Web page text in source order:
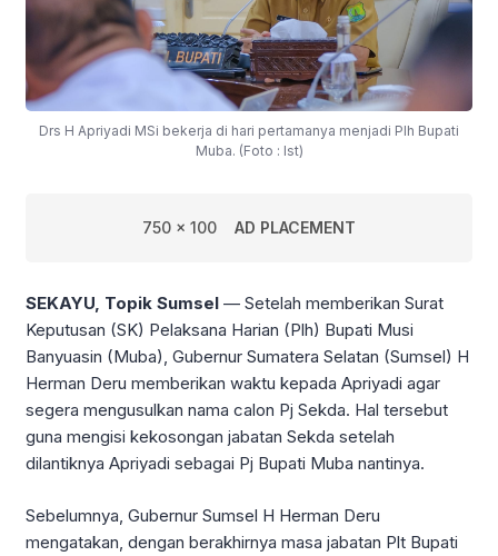
Drs H Apriyadi MSi bekerja di hari pertamanya menjadi Plh Bupati
Muba. (Foto : Ist)
750 x 100 AD PLACEMENT
SEKAYU, Topik Sumsel — Setelah memberikan Surat
Keputusan (SK) Pelaksana Harian (Plh) Bupati Musi
Banyuasin (Muba), Gubernur Sumatera Selatan (Sumsel) H
Herman Deru memberikan waktu kepada Apriyadi agar
segera mengusulkan nama calon Pj Sekda. Hal tersebut
guna mengisi kekosongan jabatan Sekda setelah
dilantiknya Apriyadi sebagai Pj Bupati Muba nantinya.
Sebelumnya, Gubernur Sumsel H Herman Deru
mengatakan, dengan berakhirnya masa jabatan Plt Bupati